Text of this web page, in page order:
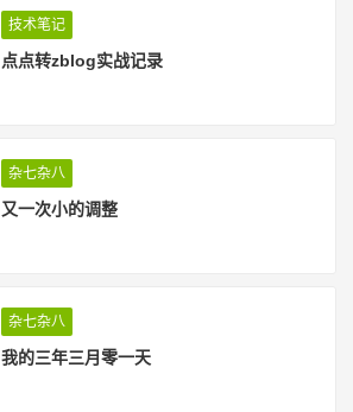
技术笔记
点点转zblog实战记录
杂七杂八
又一次小的调整
杂七杂八
我的三年三月零一天